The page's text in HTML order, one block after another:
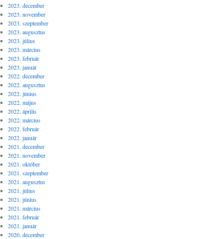
2023. december
2023. november
2023. szeptember
2023. augusztus
2023. július
2023. március
2023. február
2023. január
2022. december
2022. augusztus
2022. június
2022. május
2022. április
2022. március
2022. február
2022. január
2021. december
2021. november
2021. október
2021. szeptember
2021. augusztus
2021. július
2021. június
2021. március
2021. február
2021. január
2020. december